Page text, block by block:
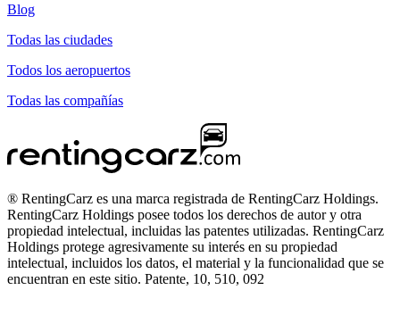
Blog
Todas las ciudades
Todos los aeropuertos
Todas las compañías
® RentingCarz es una marca registrada de RentingCarz Holdings.
RentingCarz Holdings posee todos los derechos de autor y otra
propiedad intelectual, incluidas las patentes utilizadas. RentingCarz
Holdings protege agresivamente su interés en su propiedad
intelectual, incluidos los datos, el material y la funcionalidad que se
encuentran en este sitio. Patente, 10, 510, 092